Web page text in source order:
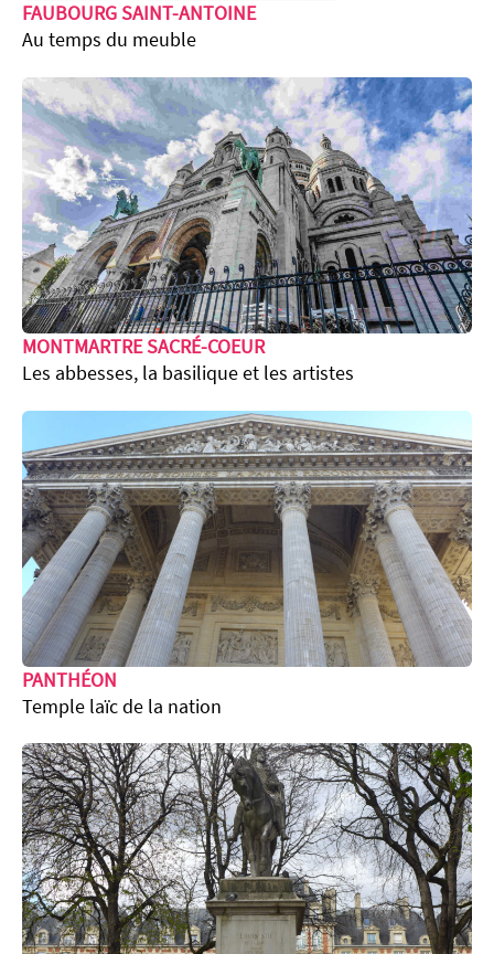
FAUBOURG SAINT-ANTOINE
Au temps du meuble
MONTMARTRE SACRÉ-COEUR
Les abbesses, la basilique et les artistes
PANTHÉON
Temple laïc de la nation